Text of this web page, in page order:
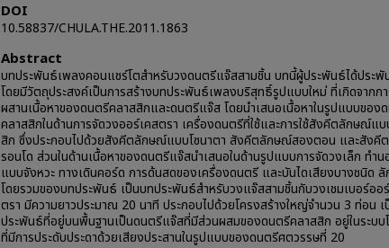
DOI
10.58837/CHULA.THE.2011.1863
Abstract
บทประพันธ์เพลงคอนแชร์โตสำหรับวงดนตรีแจ๊สสามชิ้น บทนี้ผู้ประพันธ์ได้ประพั
โดยมีวัตถุประสงค์เป็นการสร้างบทประพันธ์เพลงบริสุทธิ์รูปแบบใหม่ ที่เกิดจากก
ผสานเนื้อหาของดนตรีคลาสสิกและดนตรีแจ๊ส โดยนำเสนอเนื้อหาในรูปแบบของ
คลาสสิกในด้านการจัดวงออร์เคสตรา เครื่องดนตรีที่ใช้และการใช้สังคีตลักษณ์แ
สิก ซึ่งประกอบไปด้วยสังคีตลักษณ์แบบโซนาตา สังคีตลักษณ์สองตอน และสัง
รอนโด ส่วนในด้านเนื้อหาของดนตรีแจ๊สนำเสนอในด้านรูปแบบการจัดวงเล็ก ทำน
แบบจังหวะ ทางเดินคอร์ด การด้นสดของเครื่องดนตรี และบันไดเสียงบางชนิด
โดยรวมของบทประพันธ์ เป็นบทประพันธ์สำหรับวงแจ๊สสามชิ้นกับวงเชมเบอร์ออ
ตรา มีความยาวประมาณ 20 นาที ประกอบไปด้วยโครงสร้างใหญ่จำนวน 3 ท่อน
ประพันธ์ที่อยู่บนพื้นฐานเป็นดนตรีแจ๊สที่มีส่วนผสมของดนตรีคลาสสิก อยู่ในระบบ
ที่มีการประดับประดาด้วยเสียงประสานในรูปแบบของดนตรีศตวรรษที่ 20